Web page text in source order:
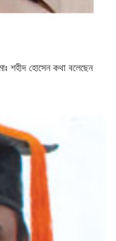
শহীদ হোসেন কথা বলেছেন